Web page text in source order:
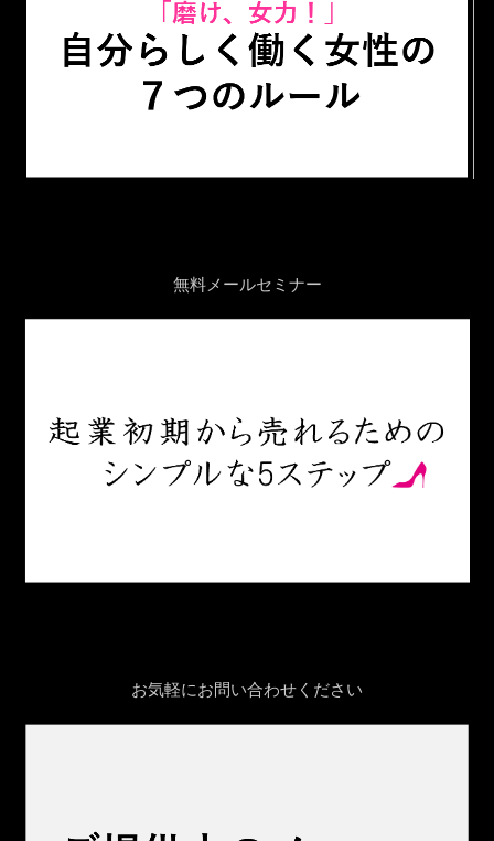
無料メールセミナー
お気軽にお問い合わせください